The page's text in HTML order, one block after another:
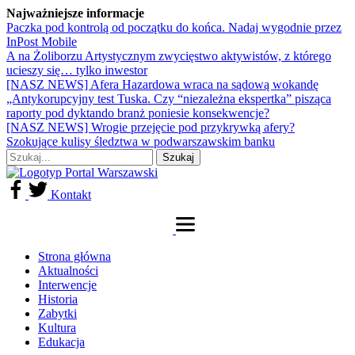
Najważniejsze informacje
Paczka pod kontrolą od początku do końca. Nadaj wygodnie przez
InPost Mobile
A na Żoliborzu Artystycznym zwycięstwo aktywistów, z którego
ucieszy się… tylko inwestor
[NASZ NEWS] Afera Hazardowa wraca na sądową wokandę
„Antykorupcyjny test Tuska. Czy “niezależna ekspertka” pisząca
raporty pod dyktando branż poniesie konsekwencje?
[NASZ NEWS] Wrogie przejęcie pod przykrywką afery?
Szokujące kulisy śledztwa w podwarszawskim banku
Kontakt
Strona główna
Aktualności
Interwencje
Historia
Zabytki
Kultura
Edukacja